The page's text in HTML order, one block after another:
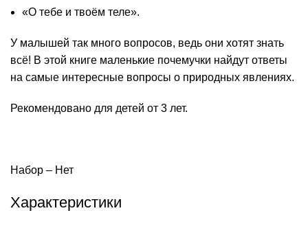
«О тебе и твоём теле».
У малышей так много вопросов, ведь они хотят знать
всё! В этой книге маленькие почемучки найдут ответы
на самые интересные вопросы о природных явлениях.
Рекомендовано для детей от 3 лет.
Набор – Нет
Характеристики